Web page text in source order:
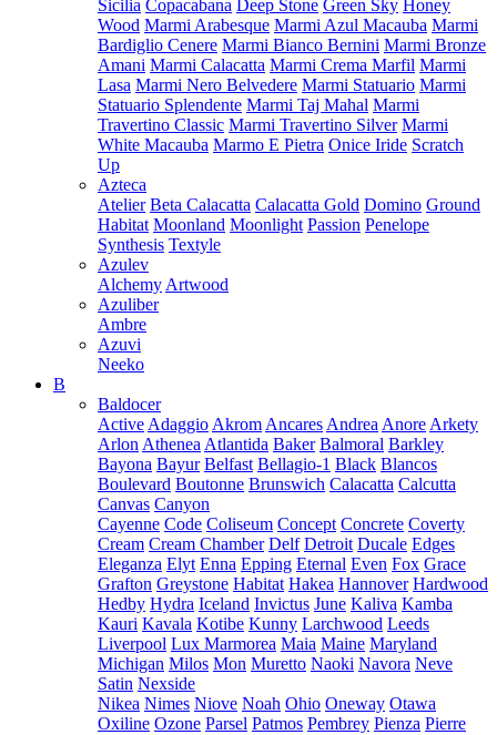
Sicilia Copacabana Deep Stone Green Sky Honey
Wood Marmi Arabesque Marmi Azul Macauba Marmi
Bardiglio Cenere Marmi Bianco Bernini Marmi Bronze
Amani Marmi Calacatta Marmi Crema Marfil Marmi
Lasa Marmi Nero Belvedere Marmi Statuario Marmi
Statuario Splendente Marmi Taj Mahal Marmi
Travertino Classic Marmi Travertino Silver Marmi
White Macauba Marmo E Pietra Onice Iride Scratch
Up
Azteca
Atelier Beta Calacatta Calacatta Gold Domino Ground
Habitat Moonland Moonlight Passion Penelope
Synthesis Textyle
Azulev
Alchemy Artwood
Azuliber
Ambre
Azuvi
Neeko
B
Baldocer
Active Adaggio Akrom Ancares Andrea Anore Arkety
Arlon Athenea Atlantida Baker Balmoral Barkley
Bayona Bayur Belfast Bellagio-1 Black Blancos
Boulevard Boutonne Brunswich Calacatta Calcutta
Canvas Canyon
Cayenne Code Coliseum Concept Concrete Coverty
Cream Cream Chamber Delf Detroit Ducale Edges
Eleganza Elyt Enna Epping Eternal Even Fox Grace
Grafton Greystone Habitat Hakea Hannover Hardwood
Hedby Hydra Iceland Invictus June Kaliva Kamba
Kauri Kavala Kotibe Kunny Larchwood Leeds
Liverpool Lux Marmorea Maia Maine Maryland
Michigan Milos Mon Muretto Naoki Navora Neve
Satin Nexside
Nikea Nimes Niove Noah Ohio Oneway Otawa
Oxiline Ozone Parsel Patmos Pembrey Pienza Pierre